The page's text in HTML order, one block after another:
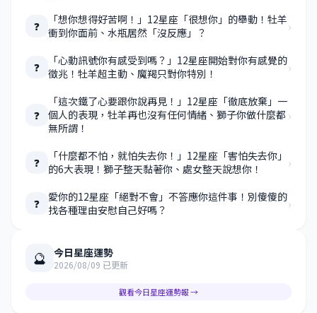
❓
「想你想得好苦啊！」12星座「很想你」的舉動！牡羊
衝到你面前、水瓶居然「沒反應」？
›
❓
「心動訊號你有感受到嗎？」12星座開始對你有感覺的
徵兆！牡羊超主動、魔羯只對你特別！
›
❓
「這次鐵了心要跟你說再見！」12星座「徹底放棄」一
個人的表現，牡羊再也沒有任何情緒、獅子你做什麼都
無所謂！
›
❓
「什麼都不怕，就怕失去你！」12星座「害怕失去你」
的6大表現！獅子整天黏著你、處女整天說想你！
›
❓
愛你的12星座「絕對不會」不答應你這件事！別傻傻的
找各種理由安慰自己好嗎？
›
🔮 今日星座運勢
2026/08/09 已更新
觀看今日星座運勢報 →